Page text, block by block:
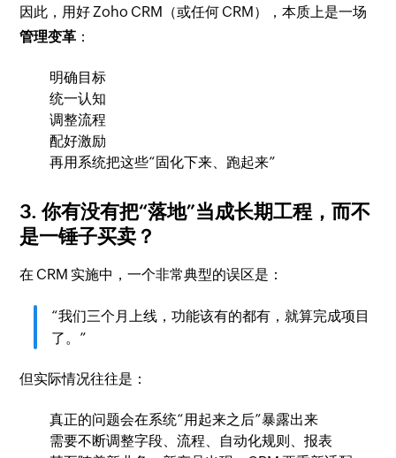
因此，用好 Zoho CRM（或任何 CRM），本质上是一场
管理变革 ：
明确目标
统一认知
调整流程
配好激励
再用系统把这些“固化下来、跑起来”
3. 你有没有把“落地”当成长期工程，而不
是一锤子买卖？
在 CRM 实施中，一个非常典型的误区是：
“我们三个月上线，功能该有的都有，就算完成项目
了。”
但实际情况往往是：
真正的问题会在系统“用起来之后”暴露出来
需要不断调整字段、流程、自动化规则、报表